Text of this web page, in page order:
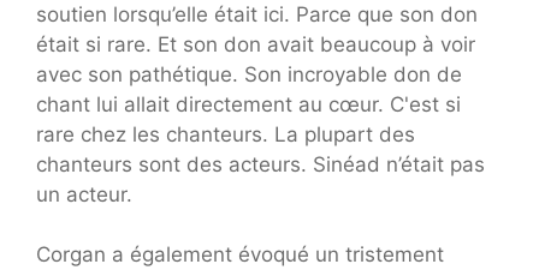
soutien lorsqu’elle était ici. Parce que son don
était si rare. Et son don avait beaucoup à voir
avec son pathétique. Son incroyable don de
chant lui allait directement au cœur. C'est si
rare chez les chanteurs. La plupart des
chanteurs sont des acteurs. Sinéad n’était pas
un acteur.
Corgan a également évoqué un tristement